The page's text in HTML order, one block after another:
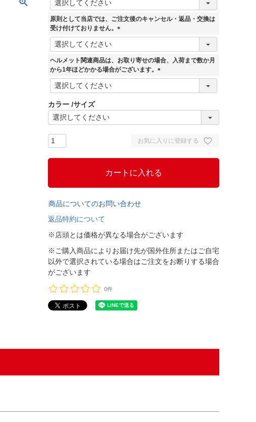
須
原則として当店では、ご注文後のキャンセル・返品・交換は
受け付けておりません。
(
須
)
ヘルメット関連商品は、お取り寄せの場合、入荷まで数か月
から1年ほどかかる場合がございます。
(
)
カラー サイズ
お気に入りに登録する
カートに入れる
商品についてのお問い合わせ
返品特約について
※店頭とは価格が異なる場合がございます
※ご購入商品によりお届け先が国外住所またはご自宅
以外で選択されている場合はご注文をお断りする場合
がございます
0件